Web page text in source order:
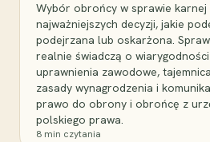
Wybór obrońcy w sprawie
najważniejszych decyzji, jakie
podejrzana lub oskarżona.
realnie świadczą o
uprawnienia zawodowe,
zasady wynagrodzenia i
prawo do obrony i obrońcę z
polskiego prawa.
8 min czytania